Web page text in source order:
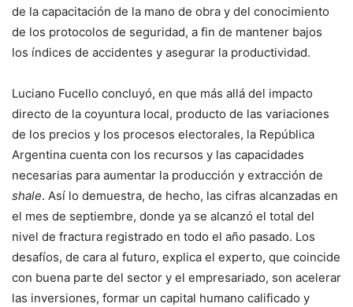
de la capacitación de la mano de obra y del conocimiento
de los protocolos de seguridad, a fin de mantener bajos
los índices de accidentes y asegurar la productividad.
Luciano Fucello concluyó, en que más allá del impacto
directo de la coyuntura local, producto de las variaciones
de los precios y los procesos electorales, la República
Argentina cuenta con los recursos y las capacidades
necesarias para aumentar la producción y extracción de
shale. Así lo demuestra, de hecho, las cifras alcanzadas en
el mes de septiembre, donde ya se alcanzó el total del
nivel de fractura registrado en todo el año pasado. Los
desafíos, de cara al futuro, explica el experto, que coincide
con buena parte del sector y el empresariado, son acelerar
las inversiones, formar un capital humano calificado y